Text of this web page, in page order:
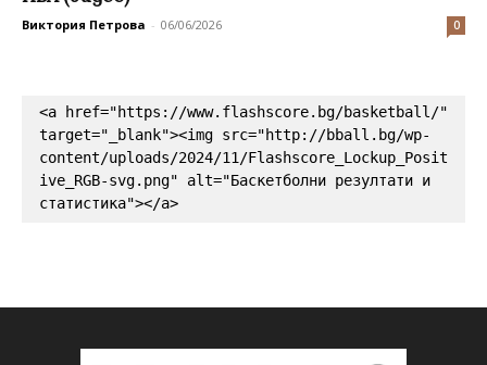
Виктория Петрова - 06/06/2026 0
<a href="https://www.flashscore.bg/basketball/"
target="_blank"><img src="http://bball.bg/wp-
content/uploads/2024/11/Flashscore_Lockup_Posit
ive_RGB-svg.png" alt="Баскетболни резултати и
статистика"></a>